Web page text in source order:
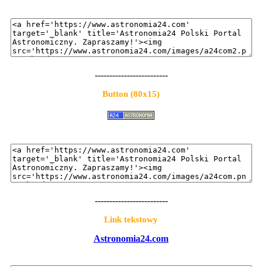
-------------------------
Button (80x15)
-------------------------
Link tekstowy
Astronomia24.com